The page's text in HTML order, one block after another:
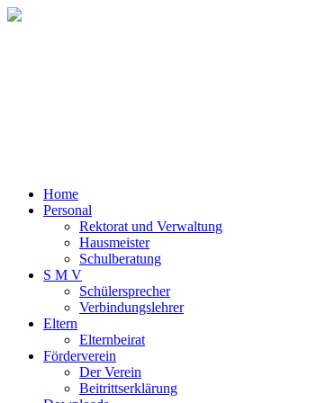
Home
Personal
Rektorat und Verwaltung
Hausmeister
Schulberatung
S M V
Schülersprecher
Verbindungslehrer
Eltern
Elternbeirat
Förderverein
Der Verein
Beitrittserklärung